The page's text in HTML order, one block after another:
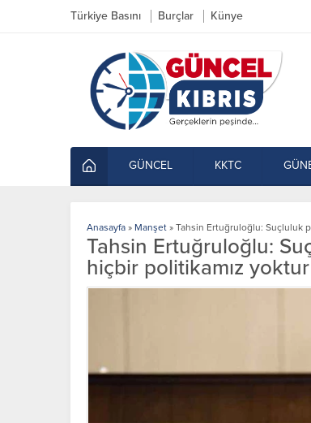
Türkiye Basını Burçlar Künye
GÜNCEL KKTC
Anasayfa » Manşet » Tahsin Ertuğruloğlu: Suçluluk
Tahsin Ertuğruloğlu:
hiçbir politikamız yoktur